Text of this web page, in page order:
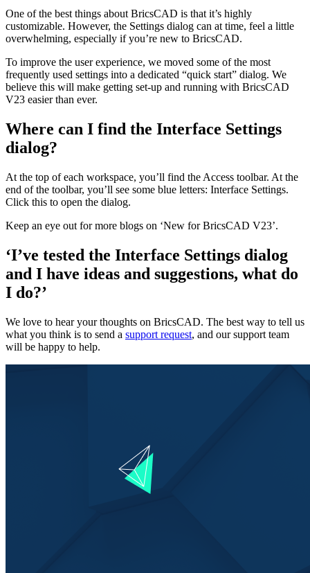
One of the best things about BricsCAD is that it’s highly
customizable. However, the Settings dialog can at time, feel a little
overwhelming, especially if you’re new to BricsCAD.
To improve the user experience, we moved some of the most
frequently used settings into a dedicated “quick start” dialog. We
believe this will make getting set-up and running with BricsCAD
V23 easier than ever.
Where can I find the Interface Settings
dialog?
At the top of each workspace, you’ll find the Access toolbar. At the
end of the toolbar, you’ll see some blue letters: Interface Settings.
Click this to open the dialog.
Keep an eye out for more blogs on ‘New for BricsCAD V23’.
‘I’ve tested the Interface Settings dialog
and I have ideas and suggestions, what do
I do?’
We love to hear your thoughts on BricsCAD. The best way to tell us
what you think is to send a support request, and our support team
will be happy to help.